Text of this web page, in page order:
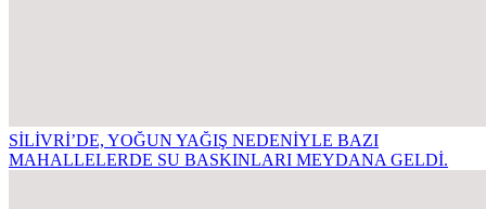
SİLİVRİ’DE, YOĞUN YAĞIŞ NEDENİYLE BAZI
MAHALLELERDE SU BASKINLARI MEYDANA GELDİ.